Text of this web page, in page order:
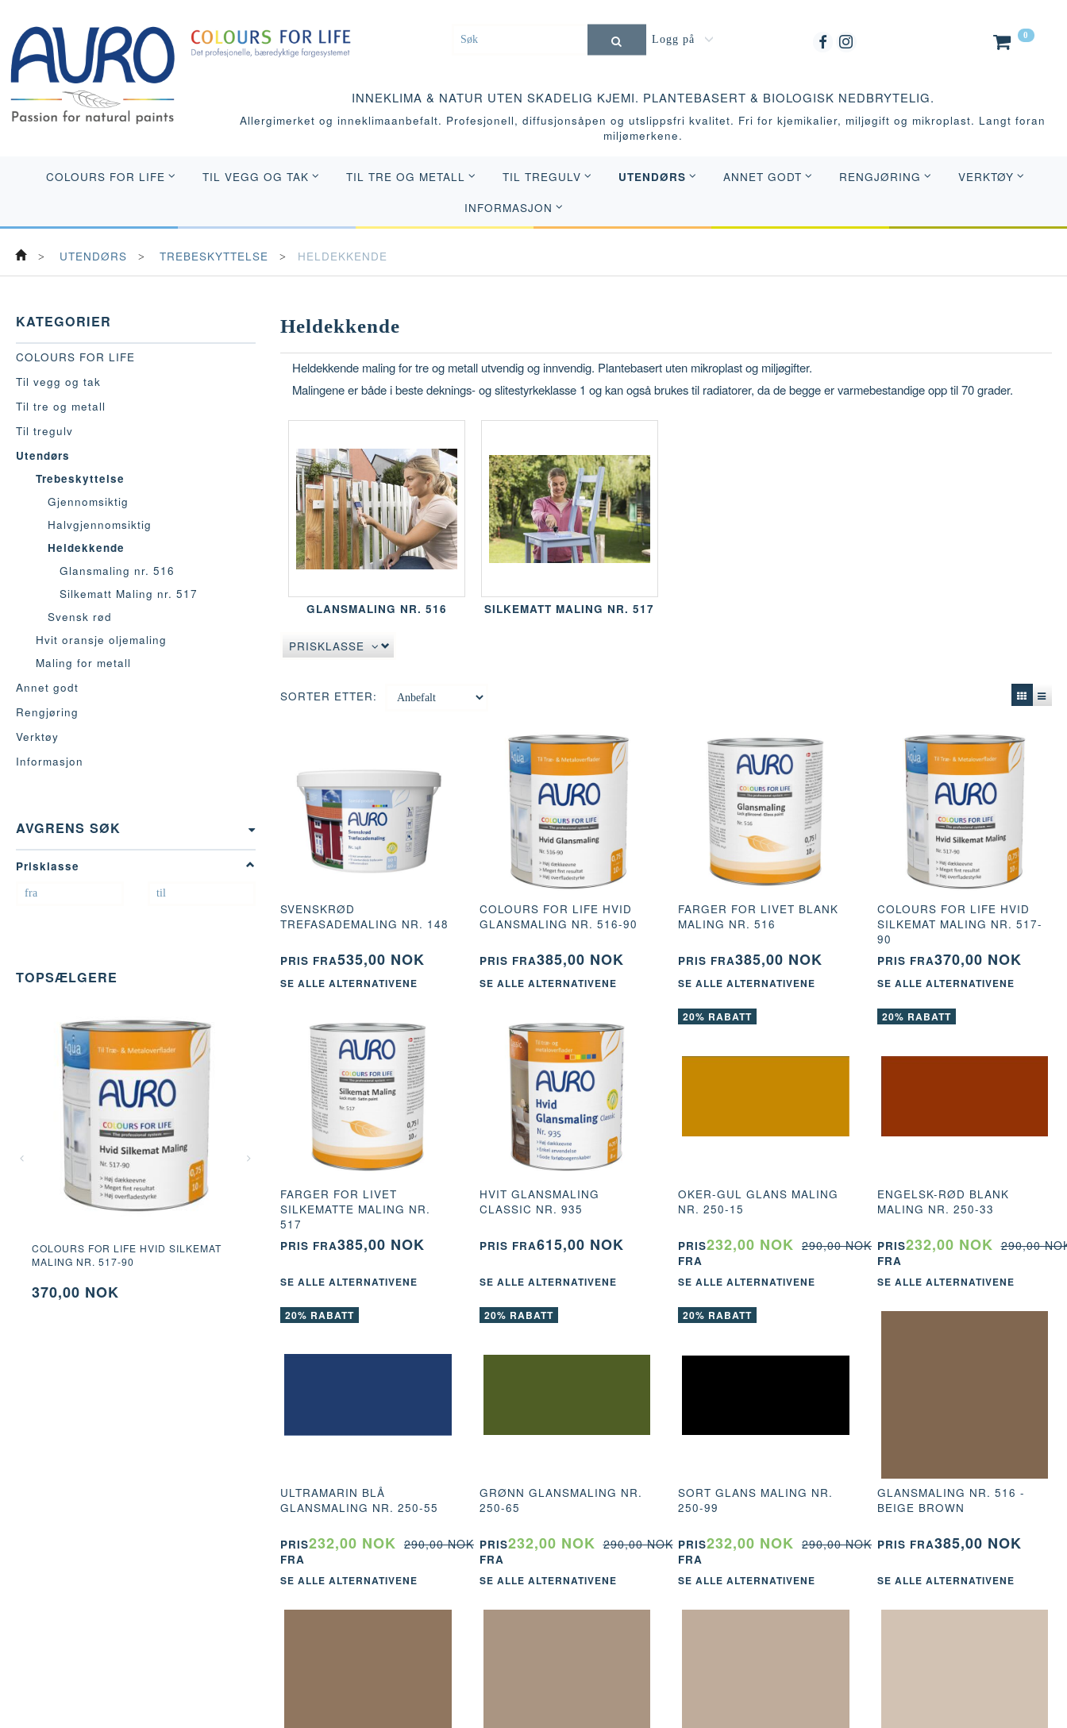
0
Logg på
INNEKLIMA & NATUR UTEN SKADELIG KJEMI. PLANTEBASERT & BIOLOGISK NEDBRYTELIG.
Allergimerket og inneklimaanbefalt. Profesjonell, diffusjonsåpen og utslippsfri kvalitet. Fri for kjemikalier, miljøgift og mikroplast. Langt foran
miljømerkene.
COLOURS FOR LIFE TIL VEGG OG TAK TIL TRE OG METALL TIL TREGULV UTENDØRS ANNET GODT RENGJØRING VERKTØY
INFORMASJON
UTENDØRS TREBESKYTTELSE HELDEKKENDE
KATEGORIER
COLOURS FOR LIFE
Til vegg og tak
Til tre og metall
Til tregulv
Utendørs
Trebeskyttelse
Gjennomsiktig
Halvgjennomsiktig
Heldekkende
Glansmaling nr. 516
Silkematt Maling nr. 517
Svensk rød
Hvit oransje oljemaling
Maling for metall
Annet godt
Rengjøring
Verktøy
Informasjon
AVGRENS SØK
VEKSLE
FILTER
Prisklasse
TOPSÆLGERE
COLOURS FOR LIFE HVID SILKEMAT
MALING NR. 517-90
370,00 NOK
HVIT GLANSMALING CLASSIC NR. 935
615,00 NOK
SVENSKRØD TREFASADEMALING NR.
535,00 NOK
SE ALLE ALTERNATIVENE
SORT GLANS MALING NR. 250-99
232,00 NOK
SE ALLE ALTERNATIVENE
GRØNN
232,00
SE ALLE ALTERNATIVENE SE
Heldekkende
Heldekkende maling for tre og metall utvendig og innvendig. Plantebasert uten mikroplast og miljøgifter.
Malingene er både i beste deknings- og slitestyrkeklasse 1 og kan også brukes til radiatorer, da de begge er varmebestandige opp til 70 grader.
GLANSMALING NR. 516 SILKEMATT MALING NR. 517
PRISKLASSE
SORTER ETTER:
SVENSKRØD
TREFASADEMALING NR. 148
PRIS FRA535,00 NOK
SE ALLE ALTERNATIVENE
COLOURS FOR LIFE HVID
GLANSMALING NR. 516-90
PRIS FRA385,00 NOK
SE ALLE ALTERNATIVENE
FARGER FOR LIVET BLANK
MALING NR. 516
PRIS FRA385,00 NOK
SE ALLE ALTERNATIVENE
COLOURS FOR LIFE HVID
SILKEMAT MALING NR. 517-
90
PRIS FRA370,00 NOK
SE ALLE ALTERNATIVENE
FARGER FOR LIVET
SILKEMATTE MALING NR.
517
PRIS FRA385,00 NOK
SE ALLE ALTERNATIVENE
HVIT GLANSMALING
CLASSIC NR. 935
PRIS FRA615,00 NOK
SE ALLE ALTERNATIVENE
20% RABATT
OKER-GUL GLANS MALING
NR. 250-15
PRIS
FRA
232,00 NOK 290,00 NOK
SE ALLE ALTERNATIVENE
20% RABATT
ENGELSK-RØD BLANK
MALING NR. 250-33
PRIS
FRA
232,00 NOK 290,00
SE ALLE ALTERNATIVENE
20% RABATT
ULTRAMARIN BLÅ
GLANSMALING NR. 250-55
PRIS
FRA
232,00 NOK 290,00 NOK
SE ALLE ALTERNATIVENE
20% RABATT
GRØNN GLANSMALING NR.
250-65
PRIS
FRA
232,00 NOK 290,00 NOK
SE ALLE ALTERNATIVENE
20% RABATT
SORT GLANS MALING NR.
250-99
PRIS
FRA
232,00 NOK 290,00 NOK
SE ALLE ALTERNATIVENE
GLANSMALING NR. 516 -
BEIGE BROWN
PRIS FRA385,00 NOK
SE ALLE ALTERNATIVENE